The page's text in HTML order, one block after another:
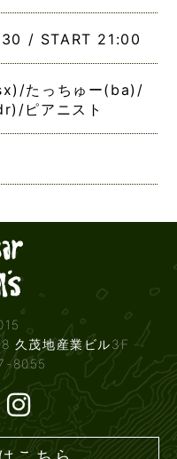
/ START 21:00
たっちゅー(ba)/
ピアニスト
久茂地産業ビル3F
8055